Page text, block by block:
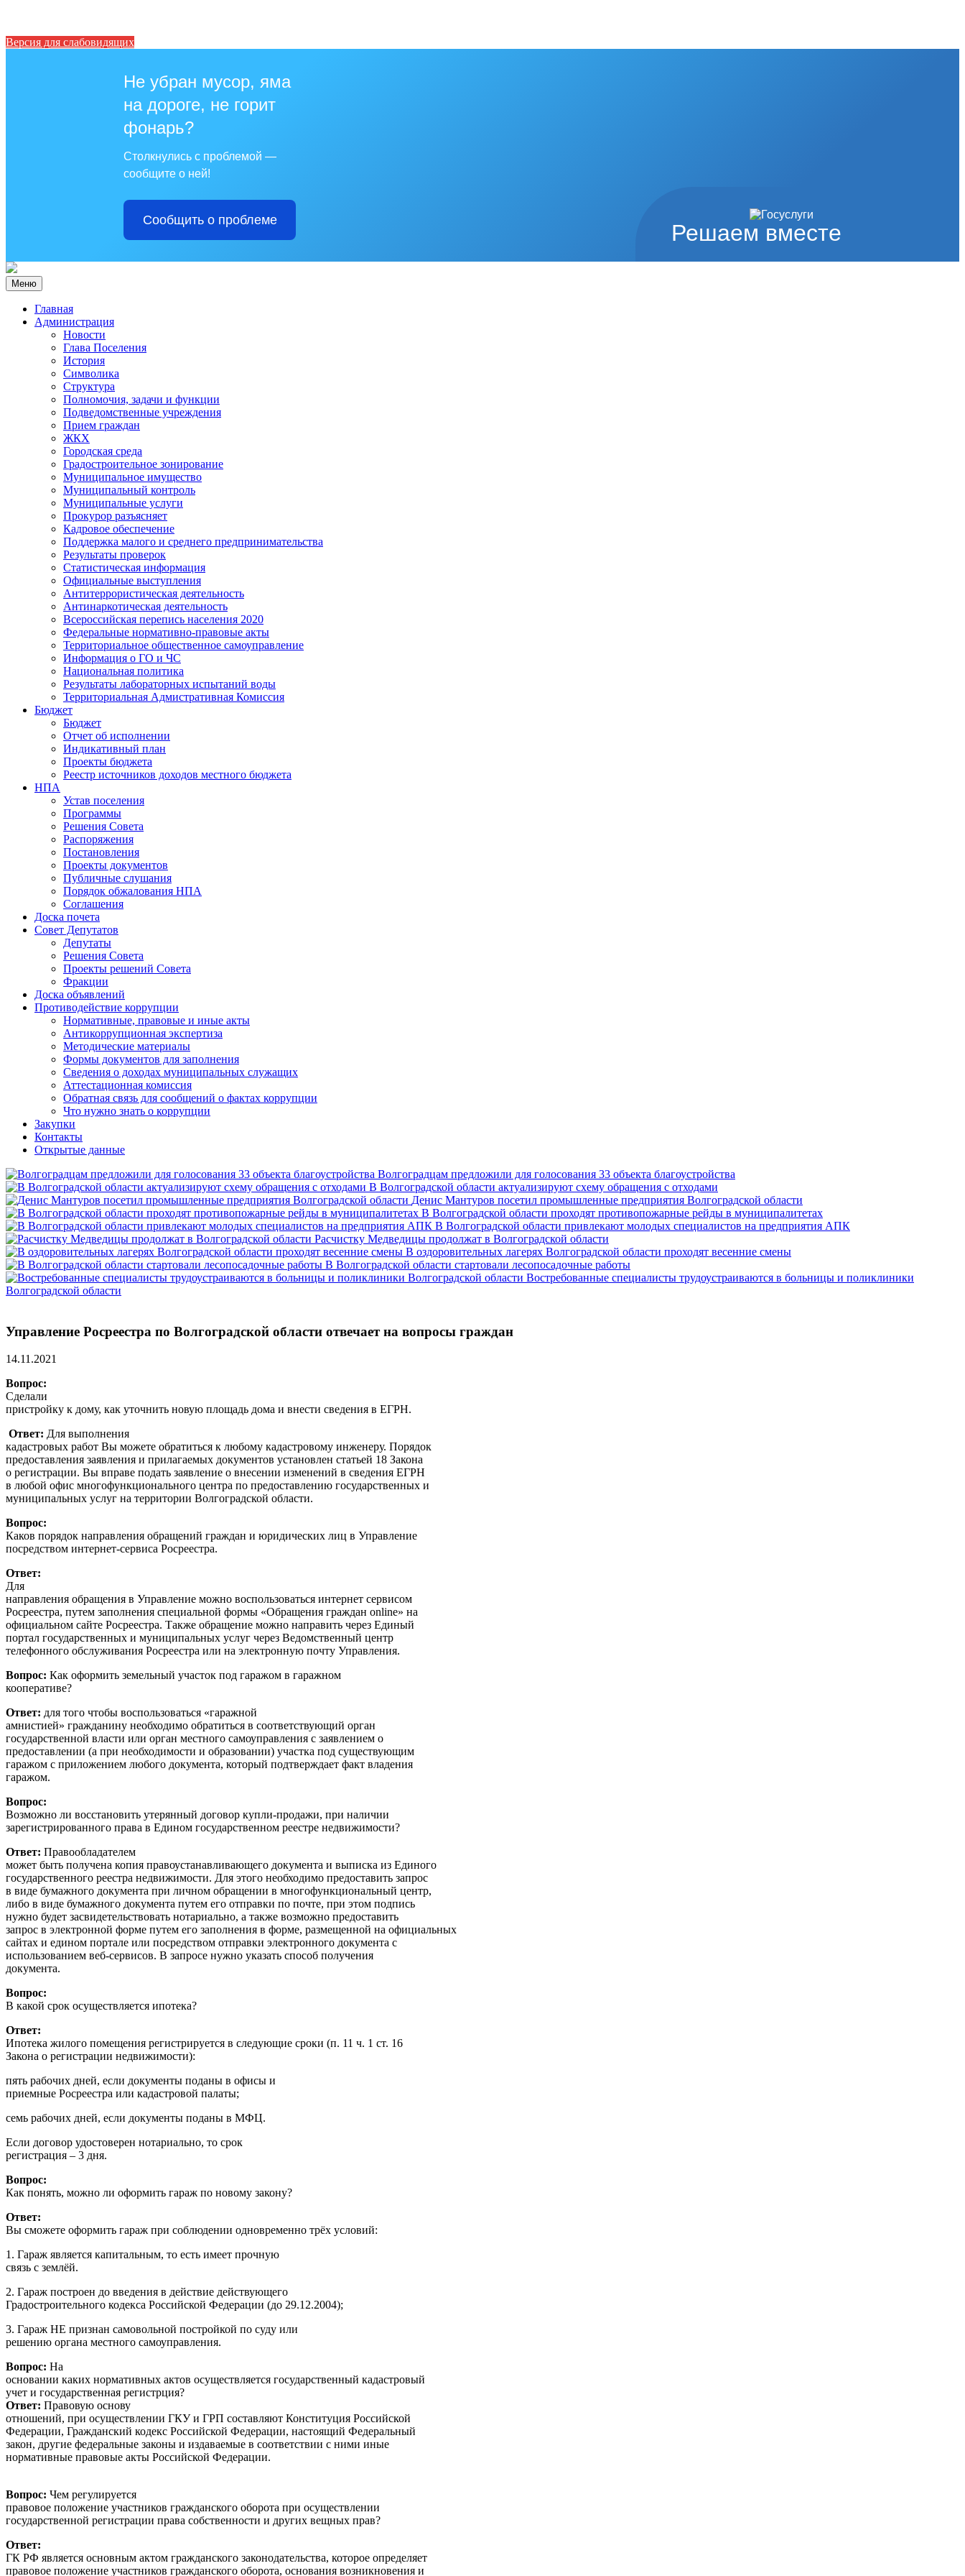
Версия для слабовидящих
Решаем вместе
Не убран мусор, яма
на дороге, не горит
фонарь?
Столкнулись с проблемой —
сообщите о ней!
Сообщить о проблеме
Меню
Главная
Администрация
Новости
Глава Поселения
История
Символика
Структура
Полномочия, задачи и функции
Подведомственные учреждения
Прием граждан
ЖКХ
Городская среда
Градостроительное зонирование
Муниципальное имущество
Муниципальный контроль
Муниципальные услуги
Прокурор разъясняет
Кадровое обеспечение
Поддержка малого и среднего предпринимательства
Результаты проверок
Статистическая информация
Официальные выступления
Антитеррористическая деятельность
Антинаркотическая деятельность
Всероссийская перепись населения 2020
Федеральные нормативно-правовые акты
Территориальное общественное самоуправление
Информация о ГО и ЧС
Национальная политика
Результаты лабораторных испытаний воды
Территориальная Адмистративная Комиссия
Бюджет
Бюджет
Отчет об исполнении
Индикативный план
Проекты бюджета
Реестр источников доходов местного бюджета
НПА
Устав поселения
Программы
Решения Совета
Распоряжения
Постановления
Проекты документов
Публичные слушания
Порядок обжалования НПА
Соглашения
Доска почета
Совет Депутатов
Депутаты
Решения Совета
Проекты решений Совета
Фракции
Доска объявлений
Противодействие коррупции
Нормативные, правовые и иные акты
Антикоррупционная экспертиза
Методические материалы
Формы документов для заполнения
Сведения о доходах муниципальных служащих
Аттестационная комиссия
Обратная связь для сообщений о фактах коррупции
Что нужно знать о коррупции
Закупки
Контакты
Открытые данные
Волгоградцам предложили для голосования 33 объекта благоустройства
В Волгоградской области актуализируют схему обращения с отходами
Денис Мантуров посетил промышленные предприятия Волгоградской области
В Волгоградской области проходят противопожарные рейды в муниципалитетах
В Волгоградской области привлекают молодых специалистов на предприятия АПК
Расчистку Медведицы продолжат в Волгоградской области
В оздоровительных лагерях Волгоградской области проходят весенние смены
В Волгоградской области стартовали лесопосадочные работы
Востребованные специалисты трудоустраиваются в больницы и поликлиники
Волгоградской области
Управление Росреестра по Волгоградской области отвечает на вопросы граждан
14.11.2021
Вопрос:
Сделали
пристройку к дому, как уточнить новую площадь дома и внести сведения в ЕГРН.
Ответ: Для выполнения
кадастровых работ Вы можете обратиться к любому кадастровому инженеру. Порядок
предоставления заявления и прилагаемых документов установлен статьей 18 Закона
о регистрации. Вы вправе подать заявление о внесении изменений в сведения ЕГРН
в любой офис многофункционального центра по предоставлению государственных и
муниципальных услуг на территории Волгоградской области.
Вопрос:
Каков порядок направления обращений граждан и юридических лиц в Управление
посредством интернет-сервиса Росреестра.
Ответ:
Для
направления обращения в Управление можно воспользоваться интернет сервисом
Росреестра, путем заполнения специальной формы «Обращения граждан online» на
официальном сайте Росреестра. Также обращение можно направить через Единый
портал государственных и муниципальных услуг через Ведомственный центр
телефонного обслуживания Росреестра или на электронную почту Управления.
Вопрос: Как оформить земельный участок под гаражом в гаражном
кооперативе?
Ответ: для того чтобы воспользоваться «гаражной
амнистией» гражданину необходимо обратиться в соответствующий орган
государственной власти или орган местного самоуправления с заявлением о
предоставлении (а при необходимости и образовании) участка под существующим
гаражом с приложением любого документа, который подтверждает факт владения
гаражом.
Вопрос:
Возможно ли восстановить утерянный договор купли-продажи, при наличии
зарегистрированного права в Едином государственном реестре недвижимости?
Ответ: Правообладателем
может быть получена копия правоустанавливающего документа и выписка из Единого
государственного реестра недвижимости. Для этого необходимо предоставить запрос
в виде бумажного документа при личном обращении в многофункциональный центр,
либо в виде бумажного документа путем его отправки по почте, при этом подпись
нужно будет засвидетельствовать нотариально, а также возможно предоставить
запрос в электронной форме путем его заполнения в форме, размещенной на официальных
сайтах и едином портале или посредством отправки электронного документа с
использованием веб-сервисов. В запросе нужно указать способ получения
документа.
Вопрос:
В какой срок осуществляется ипотека?
Ответ:
Ипотека жилого помещения регистрируется в следующие сроки (п. 11 ч. 1 ст. 16
Закона о регистрации недвижимости):
пять рабочих дней, если документы поданы в офисы и
приемные Росреестра или кадастровой палаты;
семь рабочих дней, если документы поданы в МФЦ.
Если договор удостоверен нотариально, то срок
регистрация – 3 дня.
Вопрос:
Как понять, можно ли оформить гараж по новому закону?
Ответ:
Вы сможете оформить гараж при соблюдении одновременно трёх условий:
1. Гараж является капитальным, то есть имеет прочную
связь с землёй.
2. Гараж построен до введения в действие действующего
Градостроительного кодекса Российской Федерации (до 29.12.2004);
3. Гараж НЕ признан самовольной постройкой по суду или
решению органа местного самоуправления.
Вопрос: На
основании каких нормативных актов осуществляется государственный кадастровый
учет и государственная регистрция?
Ответ: Правовую основу
отношений, при осуществлении ГКУ и ГРП составляют Конституция Российской
Федерации, Гражданский кодекс Российской Федерации, настоящий Федеральный
закон, другие федеральные законы и издаваемые в соответствии с ними иные
нормативные правовые акты Российской Федерации.
Вопрос: Чем регулируется
правовое положение участников гражданского оборота при осуществлении
государственной регистрации права собственности и других вещных прав?
Ответ:
ГК РФ является основным актом гражданского законодательства, которое определяет
правовое положение участников гражданского оборота, основания возникновения и